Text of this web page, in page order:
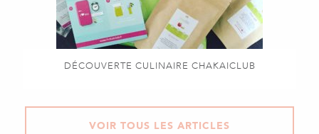
DÉCOUVERTE CULINAIRE CHAKAICLUB
VOIR TOUS LES ARTICLES